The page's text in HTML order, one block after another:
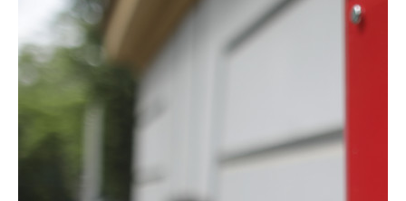
Adaugă aici textul pentru
subtitluAdaugă aici
textul pentru
subtitluAdaugă aici
textul pentru
subtitluAdaugă aici
textul pentru subti